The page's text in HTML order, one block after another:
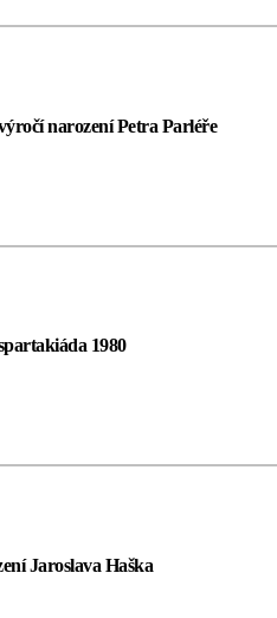
narození Petra Parléře
1980
Jaroslava Haška